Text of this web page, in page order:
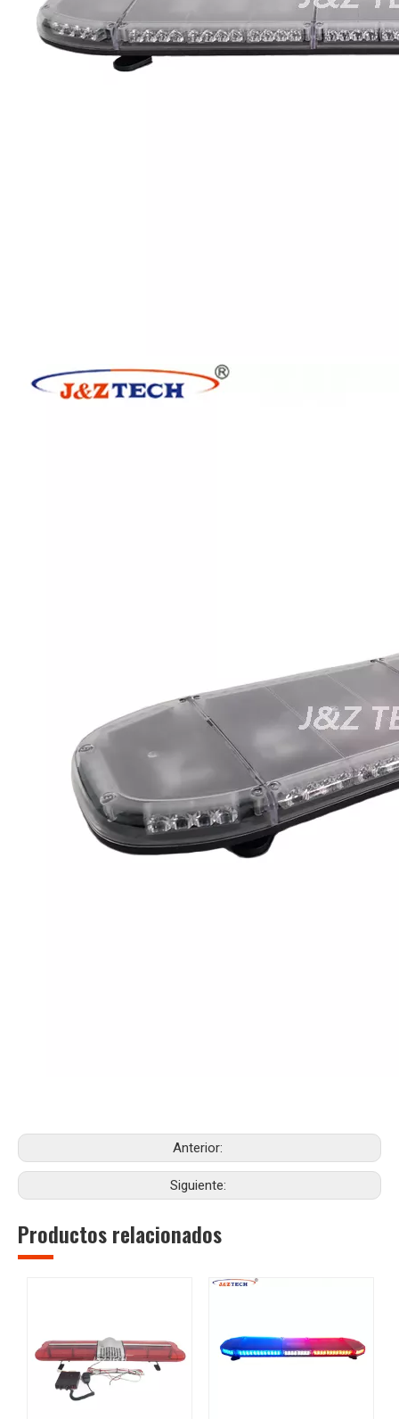
Anterior:
Siguiente:
Productos relacionados